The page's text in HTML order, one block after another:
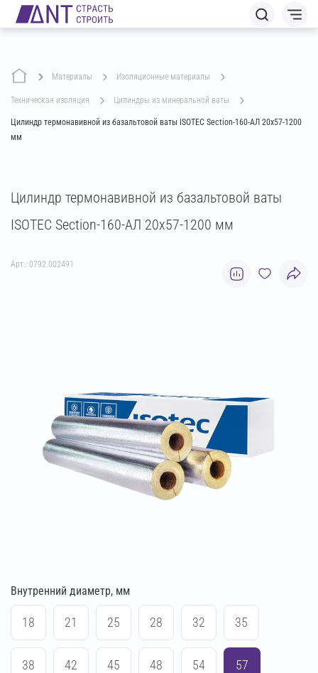
Материалы изоляционные материалы
техническая изоляция цилиндры из минеральной ваты
Цилиндр термонавивной из базальтовой ваты ISOTEC Section-160-АЛ 20х57-1200
мм
Цилиндр термонавивной из базальтовой ваты
ISOTEC Section-160-АЛ 20х57-1200 мм
Арт.: 0792.002491
Внутренний диаметр, мм
18 21 25 28 32 35
38 42 45 48 54 57